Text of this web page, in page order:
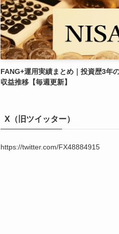
FANG+運用実績まとめ｜投資歴3年
収益推移【毎週更新】
X（旧ツイッター）
https://twitter.com/FX48884915